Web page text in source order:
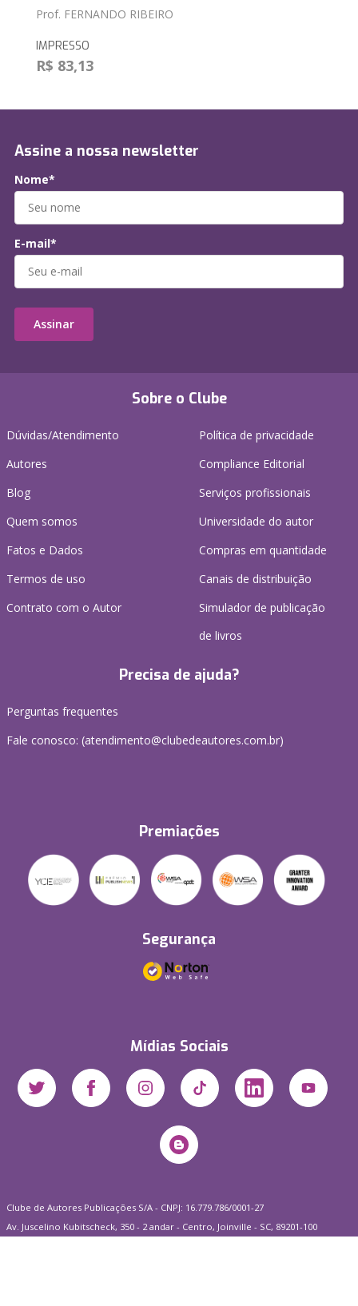
Prof. FERNANDO RIBEIRO
IMPRESSO
R$ 83,13
Sobre o Clube
Dúvidas/Atendimento
Autores
Blog
Quem somos
Fatos e Dados
Termos de uso
Contrato com o Autor
Política de privacidade
Compliance Editorial
Serviços profissionais
Universidade do autor
Compras em quantidade
Canais de distribuição
Simulador de publicação
de livros
Precisa de ajuda?
Perguntas frequentes
Fale conosco: (atendimento@clubedeautores.com.br)
Premiações
Segurança
Mídias Sociais
Assine a nossa newsletter
Nome*
E-mail*
Assinar
Clube de Autores Publicações S/A - CNPJ: 16.779.786/0001-27
Av. Juscelino Kubitscheck, 350 - 2 andar - Centro, Joinville - SC, 89201-100